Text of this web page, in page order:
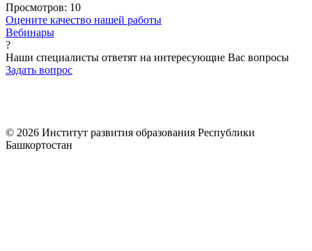
Просмотров: 10
Оцените качество нашей работы
Вебинары
?
Наши специалисты ответят на интересующие Вас вопросы
Задать вопрос
© 2026 Институт развития образования Республики
Башкортостан